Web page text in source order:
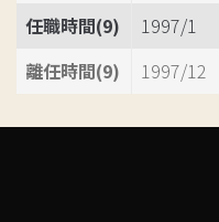
任職時間(9)
1997/1
離任時間(9)
1997/12